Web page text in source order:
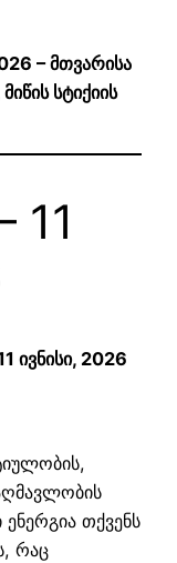
– მთვარისა
სტიქიის
11
ივნისი, 2026
თქვენს
რაც